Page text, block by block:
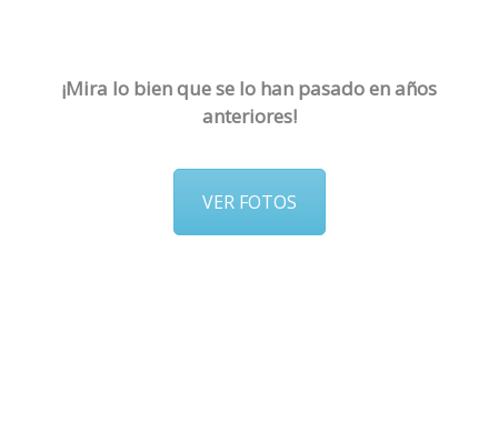
¡Mira lo bien que se lo han pasado en años
anteriores!
VER FOTOS